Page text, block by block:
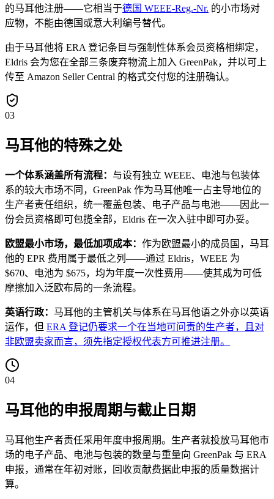
的马耳他注册——它相当于德国 WEEE-Reg.-Nr. 的小市场对
应物，不能由德国或意大利编号替代。
由于马耳他将 ERA 登记条目与强制性体系会员资格相绑定，
Eldris 会为您在全部三条废弃物流上加入 GreenPak，并以可上
传至 Amazon Seller Central 的格式交付您的注册确认。
03
马耳他的特殊之处
一个体系涵盖所有流程： 与设有独立 WEEE、电池与包装体
系的较大市场不同，GreenPak 作为马耳他唯一占主导地位的
生产者责任组织，统一覆盖包装、电子产品与电池——因此一
份会员资格即可包揽全部，Eldris 在一次入驻中即可办妥。
欧盟最小市场，最低加项成本： 作为欧盟最小的成员国，马耳
他的 EPR 费用属于最低之列——通过 Eldris，WEEE 为
$670、电池为 $675，均为年度一次性费用——使其成为可低
摩擦加入泛欧布局的一条流程。
英语行政： 马耳他的主管机关与体系在马耳他语之外亦以英语
运作，但 ERA 登记仍要求一个在当地可问责的生产者，且对
非欧盟卖家而言，须先指定授权代表方可推进注册。
04
马耳他的申报周期与截止日期
马耳他生产者责任采用年度申报周期。生产者就投放马耳他市
场的电子产品、电池与包装的数量与重量向 GreenPak 与 ERA
申报，通常在年初对账，回收贡献费据此申报的质量数据计
算。